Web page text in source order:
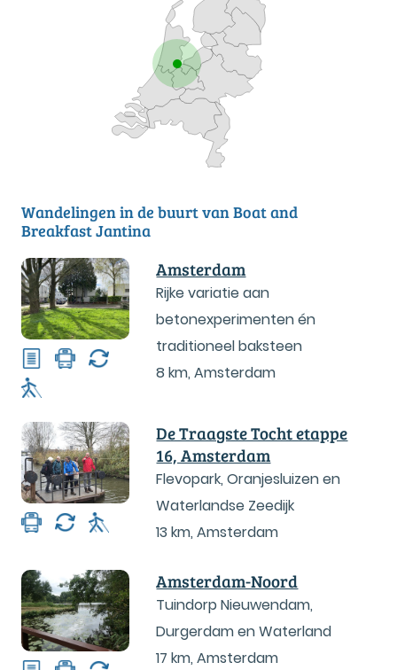
Wandelingen in de buurt van Boat and
Breakfast Jantina
Amsterdam
Rijke variatie aan
betonexperimenten én
traditioneel baksteen
8 km,Amsterdam
De Traagste Tocht etappe
16, Amsterdam
Flevopark, Oranjesluizen en
Waterlandse Zeedijk
13 km,Amsterdam
Amsterdam-Noord
Tuindorp Nieuwendam,
Durgerdam en Waterland
17 km,Amsterdam